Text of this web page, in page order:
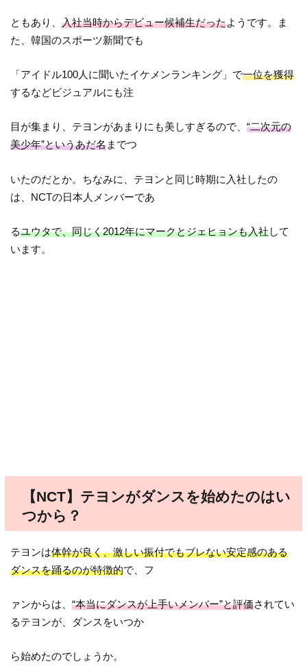
ともあり、入社当時からデビュー候補生だったようです。ま
た、韓国のスポーツ新聞でも
「アイドル100人に聞いたイケメンランキング」で一位を獲得
するなどビジュアルにも注
目が集まり、テヨンがあまりにも美しすぎるので、“二次元の
美少年”というあだ名までつ
いたのだとか。ちなみに、テヨンと同じ時期に入社したの
は、NCTの日本人メンバーであ
るユウタで、同じく2012年にマークとジェヒョンも入社して
います。
【NCT】テヨンがダンスを始めたのはい
つから？
テヨンは体幹が良く、激しい振付でもブレない安定感のある
ダンスを踊るのが特徴的で、フ
ァンからは、“本当にダンスが上手いメンバー”と評価されてい
るテヨンが、ダンスをいつか
ら始めたのでしょうか。